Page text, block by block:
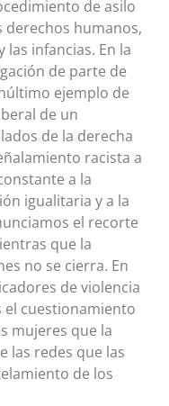
de asilo
derechos humanos,
las infancias. En la
de parte de
ejemplo de
de un
de la derecha
racista a
a la
igualitaria y a la
el recorte
que la
no se cierra. En
de violencia
cuestionamiento
mujeres que la
las redes que las
de los